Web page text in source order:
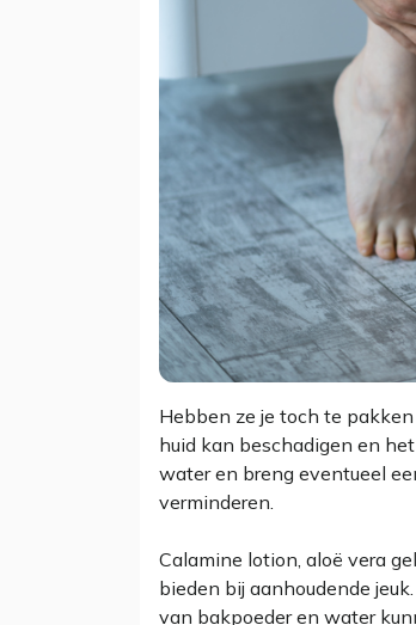
Hebben ze je toch te
huid kan beschadigen en
water en breng eventueel
verminderen.
Calamine lotion, aloë vera
bieden bij aanhoudende
van bakpoeder en water